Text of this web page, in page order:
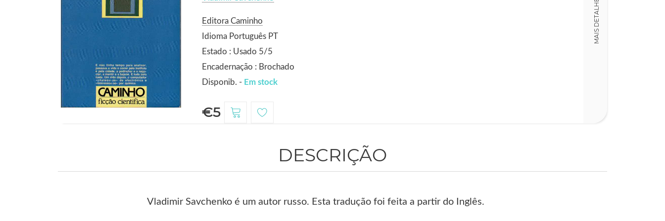
Editora Caminho
Idioma Português PT
Estado : Usado 5/5
Encadernação : Brochado
Disponib. - Em stock
€5
MAIS DETALHES
DESCRIÇÃO
Vladimir Savchenko é um autor russo. Esta tradução foi feita a partir do Inglês.